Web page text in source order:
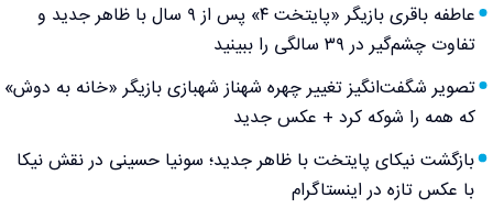
عاطفه باقری بازیگر «پایتخت ۴» پس از ۹ سال با ظاهر جدید و
تفاوت چشم‌گیر در ۳۹ سالگی را ببینید
تصویر شگفت‌انگیز تغییر چهره شهناز شهبازی بازیگر «خانه به دوش»
که همه را شوکه کرد + عکس جدید
بازگشت نیکای پایتخت با ظاهر جدید؛ سونیا حسینی در نقش نیکا
با عکس تازه در اینستاگرام